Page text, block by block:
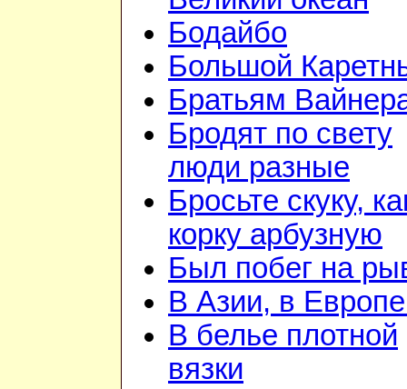
Бодайбо
Большой
Братьям
Бродят по свету
люди разные
Бросьте скуку,
корку арбузную
Был побег на
В Азии, в
В белье плотной
вязки